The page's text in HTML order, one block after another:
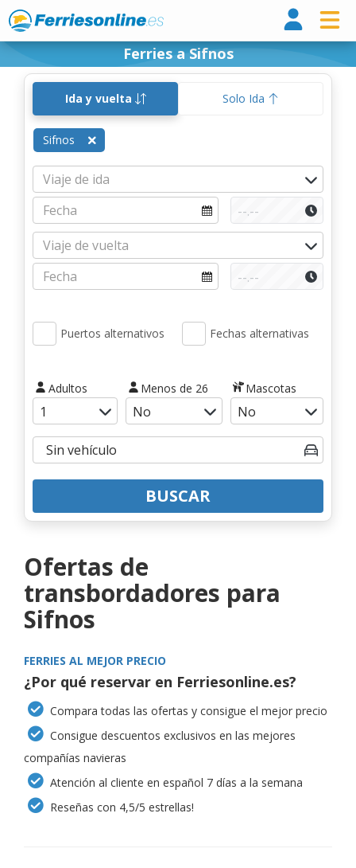
Ferries a Sifnos
Ida y vuelta Solo Ida
Sifnos
Puertos alternativos Fechas alternativas
Adultos Menos de 26 Mascotas
BUSCAR
Ofertas de
transbordadores para
Sifnos
FERRIES AL MEJOR PRECIO
¿Por qué reservar en Ferriesonline.es?
Compara todas las ofertas y consigue el mejor precio
Consigue descuentos exclusivos en las mejores
compañías navieras
Atención al cliente en español 7 días a la semana
Reseñas con 4,5/5 estrellas!